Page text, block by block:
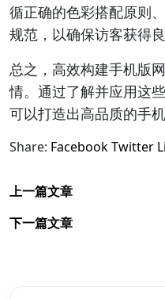
循正确的色彩搭配原则
规范，以确保访客获得
总之，高效构建手机版
情。通过了解并应用这
可以打造出高品质的手机
Share: FacebookTwitter
上一篇文章
下一篇文章